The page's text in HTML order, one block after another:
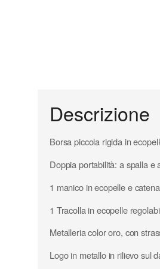
Descrizione
Borsa piccola rigida in
Doppia portabilità: a spalla e
1 manico in ecopelle e
1 Tracolla in ecopelle
Metalleria color oro, con
Logo in metallo in rilievo sul